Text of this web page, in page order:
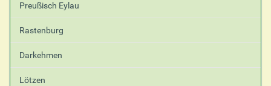
Preußisch Eylau
Rastenburg
Darkehmen
Lötzen